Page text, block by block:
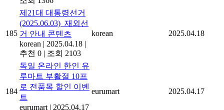
185
제21대 대통령선거
(2025.06.03)_재외선
거 안내 콘텐츠
korean | 2025.04.18 |
추천 0 | 조회 2103
korean 2025.04.18
184
독일 온라인 한인 유
루마트 부활절 10프
로 전품목 할인 이벤
트
eurumart | 2025.04.17
eurumart 2025.04.17